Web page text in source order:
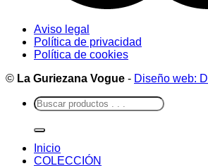
Aviso legal
Política de privacidad
Política de cookies
© La Guriezana Vogue - Diseño web:
Buscar
por:
Inicio
COLECCIÓN